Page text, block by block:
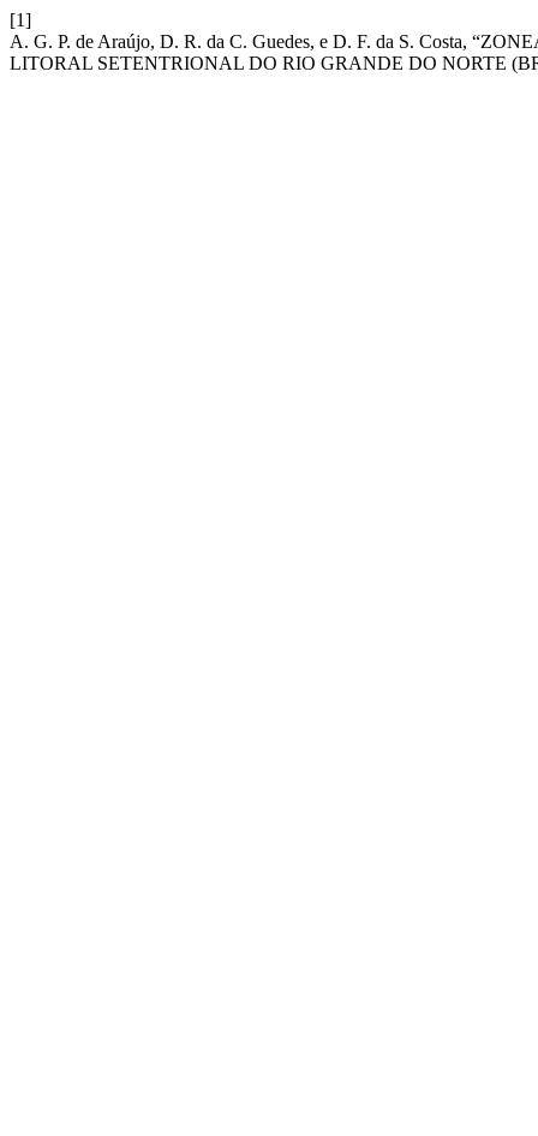
[1]
A. G. P. de Araújo, D. R. da C. Guedes, e D. F. da S. Costa,
LITORAL SETENTRIONAL DO RIO GRANDE DO NORTE